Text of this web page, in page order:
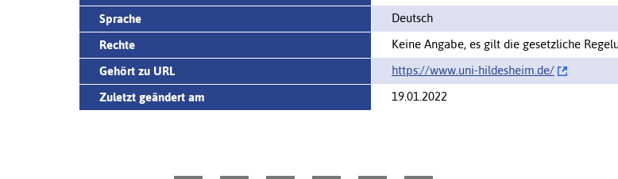
Sprache
Deutsch
Rechte
Keine Angabe, es gilt die gesetzliche
Gehört zu URL
https://www.uni-hildesheim.de/‌
Zuletzt geändert am
19.01.2022